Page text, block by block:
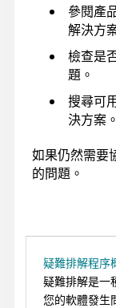
參閱產
解決方
檢查是
題。
搜尋可
決方案。
如果仍然需要
的問題。
疑難排解程序
疑難排解是一
您的軟體發生